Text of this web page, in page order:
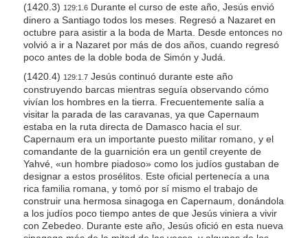
(1420.3) 129:1.6Durante el curso de este año, Jesús envió
dinero a Santiago todos los meses. Regresó a Nazaret en
octubre para asistir a la boda de Marta. Desde entonces no
volvió a ir a Nazaret por más de dos años, cuando regresó
poco antes de la doble boda de Simón y Judá.
(1420.4) 129:1.7Jesús continuó durante este año
construyendo barcas mientras seguía observando cómo
vivían los hombres en la tierra. Frecuentemente salía a
visitar la parada de las caravanas, ya que Capernaum
estaba en la ruta directa de Damasco hacia el sur.
Capernaum era un importante puesto militar romano, y el
comandante de la guarnición era un gentil creyente de
Yahvé, «un hombre piadoso» como los judíos gustaban de
designar a estos prosélitos. Este oficial pertenecía a una
rica familia romana, y tomó por sí mismo el trabajo de
construir una hermosa sinagoga en Capernaum, donándola
a los judíos poco tiempo antes de que Jesús viniera a vivir
con Zebedeo. Durante este año, Jesús ofició en esta nueva